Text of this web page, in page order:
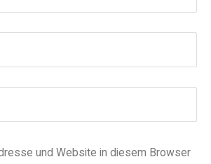
und Website in diesem Browser